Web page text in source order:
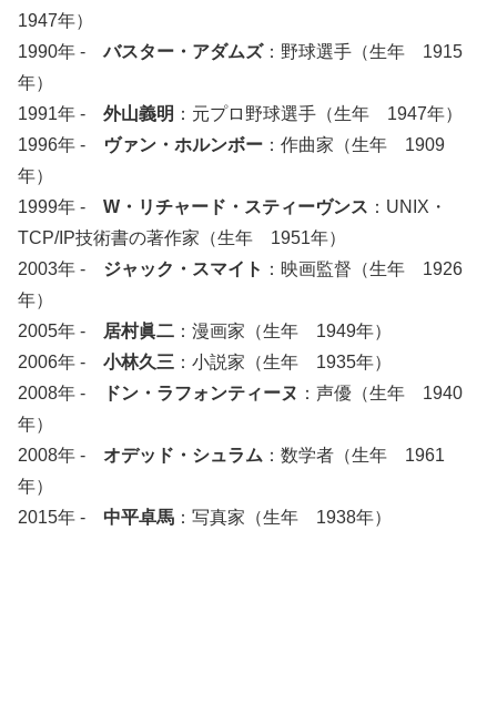
1947年）
1990年 -バスター・アダムズ：野球選手（生年 1915
年）
1991年 - 外山義明 ：元プロ野球選手（生年 1947年）
1996年 -
ヴァン・ホルンボー ：作曲家（生年 1909
年）
1999年 - W・リチャード・スティーヴンス ：UNIX・
TCP/IP技術書の著作家（生年 1951年）
2003年 - ジャック・スマイト ：映画監督（生年 1926
年）
2005年 -
居村眞二 ：漫画家（生年 1949年）
2006年 - 小林久三 ：小説家（生年 1935年）
2008年 -
ドン・ラフォンティーヌ ：声優（生年 1940
年）
2008年 - オデッド・シュラム ：数学者（生年 1961
年）
2015年 - 中平卓馬 ：写真家（生年 1938年）